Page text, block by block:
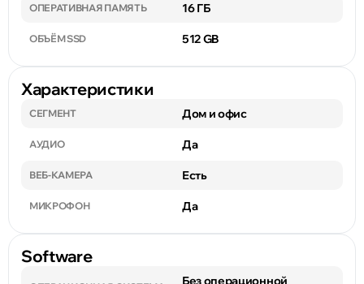
ОПЕРАТИВНАЯ ПАМЯТЬ 16 ГБ
ОБЪЁМ SSD 512 GB
Характеристики
СЕГМЕНТ Дом и офис
АУДИО Да
ВЕБ-КАМЕРА Есть
МИКРОФОН Да
Software
Без операционной